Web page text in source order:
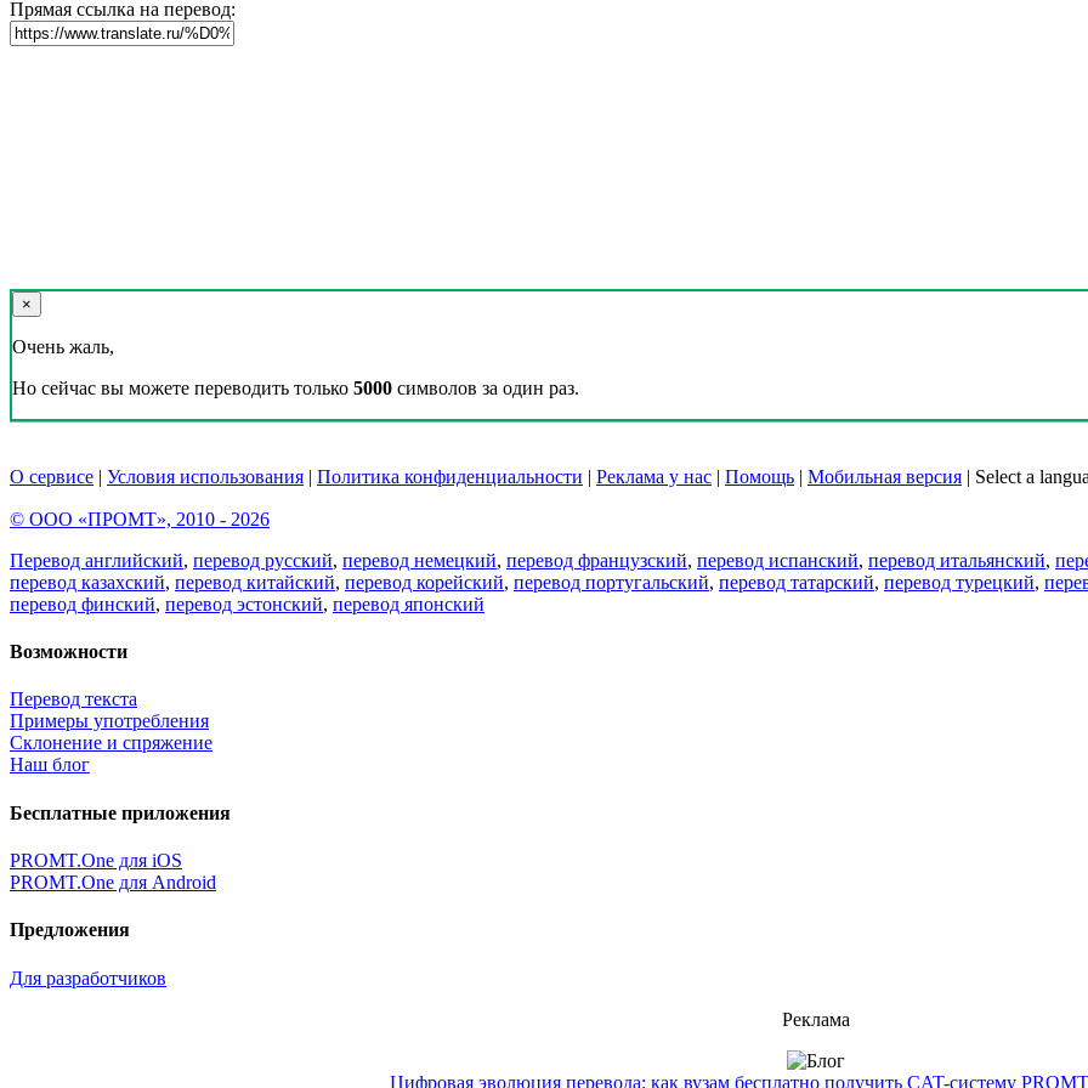
Прямая ссылка на перевод:
×
Очень жаль,
Но сейчас вы можете переводить только 5000 символов за один раз.
О сервисе | Условия использования | Политика конфиденциальности | Реклама у нас | Помощь | Мобильная версия | Select a
© ООО «ПРОМТ», 2010 - 2026
Перевод английский, перевод русский, перевод немецкий, перевод французский, перевод испанский, перевод итальянский,
перевод казахский, перевод китайский, перевод корейский, перевод португальский, перевод татарский, перевод турецкий,
перевод финский, перевод эстонский, перевод японский
Возможности
Перевод текста
Примеры употребления
Склонение и спряжение
Наш блог
Бесплатные приложения
PROMT.One для iOS
PROMT.One для Android
Предложения
Для разработчиков
Реклама
Цифровая эволюция перевода: как вузам бесплатно получить CAT-систему